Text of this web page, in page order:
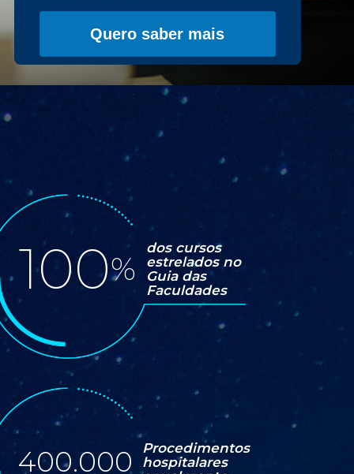
Quero saber mais
100
dos cursos
estrelados no
Guia das
Faculdades
400.000
Procedimentos
hospitalares